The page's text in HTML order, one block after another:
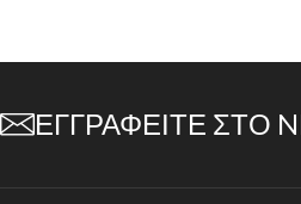
ΕΓΓΡΑΦΕΊΤΕ ΣΤΟ